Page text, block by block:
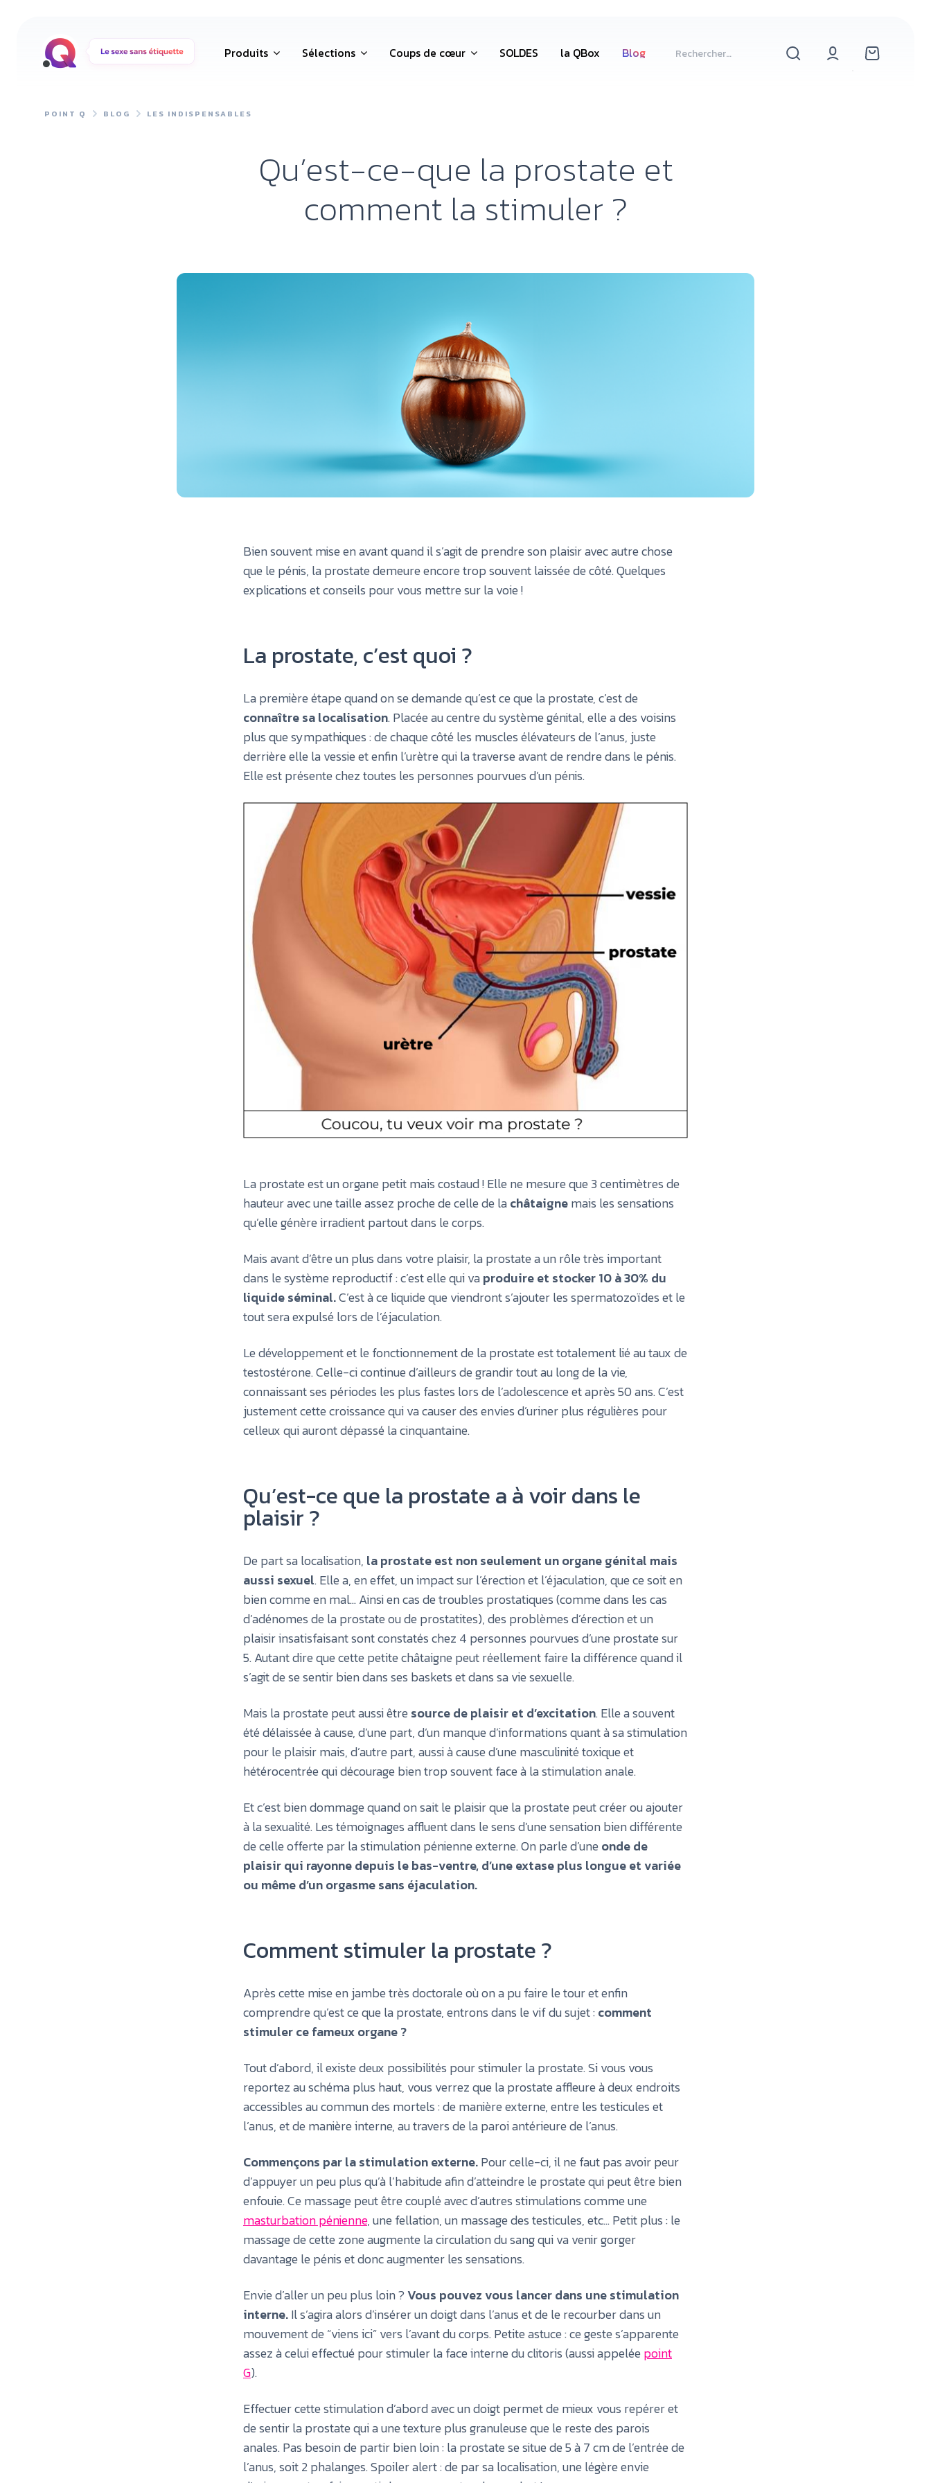
Produits Sélections Coups de cœur SOLDES la QBox Blog
POINT Q BLOG LES INDISPENSABLES
Qu’est-ce-que la prostate et
comment la stimuler ?
Bien souvent mise en avant quand il s’agit de prendre son plaisir avec autre chose
que le pénis, la prostate demeure encore trop souvent laissée de côté. Quelques
explications et conseils pour vous mettre sur la voie !
La prostate, c’est quoi ?
La première étape quand on se demande qu’est ce que la prostate, c’est de
connaître sa localisation. Placée au centre du système génital, elle a des voisins
plus que sympathiques : de chaque côté les muscles élévateurs de l’anus, juste
derrière elle la vessie et enfin l’urètre qui la traverse avant de rendre dans le pénis.
Elle est présente chez toutes les personnes pourvues d’un pénis.
La prostate est un organe petit mais costaud ! Elle ne mesure que 3 centimètres de
hauteur avec une taille assez proche de celle de lachâtaignemais les sensations
qu’elle génère irradient partout dans le corps.
Mais avant d’être un plus dans votre plaisir, la prostate a un rôle très important
dans le système reproductif : c’est elle qui vaproduire et stocker 10 à 30% du
liquide séminal.C’est à ce liquide que viendront s’ajouter les spermatozoïdes et le
tout sera expulsé lors de l’éjaculation.
Le développement et le fonctionnement de la prostate est totalement lié au taux de
testostérone. Celle-ci continue d’ailleurs de grandir tout au long de la vie,
connaissant ses périodes les plus fastes lors de l’adolescence et après 50 ans. C’est
justement cette croissance qui va causer des envies d’uriner plus régulières pour
celleux qui auront dépassé la cinquantaine.
Qu’est-ce que la prostate a à voir dans le
plaisir ?
De part sa localisation, la prostate est non seulement un organe génital mais
aussi sexuel. Elle a, en effet, un impact sur l’érection et l’éjaculation, que ce soit en
bien comme en mal... Ainsi en cas de troubles prostatiques (comme dans les cas
d’adénomes de la prostate ou de prostatites), des problèmes d’érection et un
plaisir insatisfaisant sont constatés chez 4 personnes pourvues d’une prostate sur
5. Autant dire que cette petite châtaigne peut réellement faire la différence quand il
s’agit de se sentir bien dans ses baskets et dans sa vie sexuelle.
Mais la prostate peut aussi êtresource de plaisir et d’excitation. Elle a souvent
été délaissée à cause, d’une part, d’un manque d’informations quant à sa stimulation
pour le plaisir mais, d’autre part, aussi à cause d’une masculinité toxique et
hétérocentrée qui décourage bien trop souvent face à la stimulation anale.
Et c’est bien dommage quand on sait le plaisir que la prostate peut créer ou ajouter
à la sexualité. Les témoignages affluent dans le sens d’une sensation bien différente
de celle offerte par la stimulation pénienne externe. On parle d’uneonde de
plaisir qui rayonne depuis le bas-ventre, d’une extase plus longue et variée
ou même d’un orgasme sans éjaculation.
Comment stimuler la prostate ?
Après cette mise en jambe très doctorale où on a pu faire le tour et enfin
comprendre qu’est ce que la prostate, entrons dans le vif du sujet :comment
stimuler ce fameux organe ?
Tout d’abord, il existe deux possibilités pour stimuler la prostate. Si vous vous
reportez au schéma plus haut, vous verrez que la prostate affleure à deux endroits
accessibles au commun des mortels : de manière externe, entre les testicules et
l’anus, et de manière interne, au travers de la paroi antérieure de l’anus.
Commençons par la stimulation externe.Pour celle-ci, il ne faut pas avoir peur
d’appuyer un peu plus qu’à l’habitude afin d’atteindre le prostate qui peut être bien
enfouie. Ce massage peut être couplé avec d’autres stimulations comme une
masturbation pénienne, une fellation, un massage des testicules, etc… Petit plus : le
massage de cette zone augmente la circulation du sang qui va venir gorger
davantage le pénis et donc augmenter les sensations.
Envie d’aller un peu plus loin ?Vous pouvez vous lancer dans une stimulation
interne.Il s’agira alors d’insérer un doigt dans l’anus et de le recourber dans un
mouvement de “viens ici” vers l’avant du corps. Petite astuce : ce geste s’apparente
assez à celui effectué pour stimuler la face interne du clitoris (aussi appeléepoint
G).
Effectuer cette stimulation d’abord avec un doigt permet de mieux vous repérer et
de sentir la prostate qui a une texture plus granuleuse que le reste des parois
anales. Pas besoin de partir bien loin : la prostate se situe de 5 à 7 cm de l’entrée de
l’anus, soit 2 phalanges. Spoiler alert : de par sa localisation, une légère envie